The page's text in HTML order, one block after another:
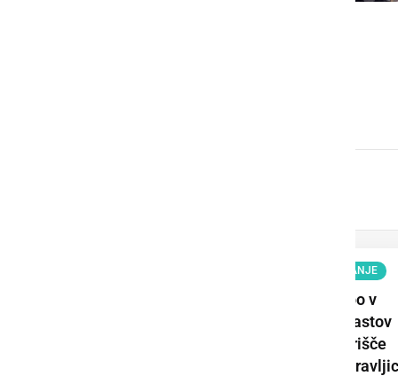
KULTURA IN IZOBRAŽEVANJE
Ljutomerski park bo v
senci mogočnih hrastov
znova postal prizorišče
poletnih otroških pravljic